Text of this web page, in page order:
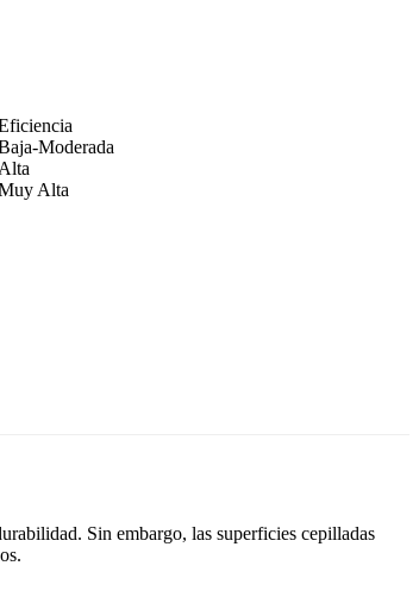
Moderada
Alta
Alta
Sin embargo, las superficies cepilladas